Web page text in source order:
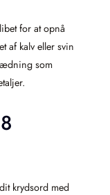
for at opnå
af kalv eller svin
som
krydsord med